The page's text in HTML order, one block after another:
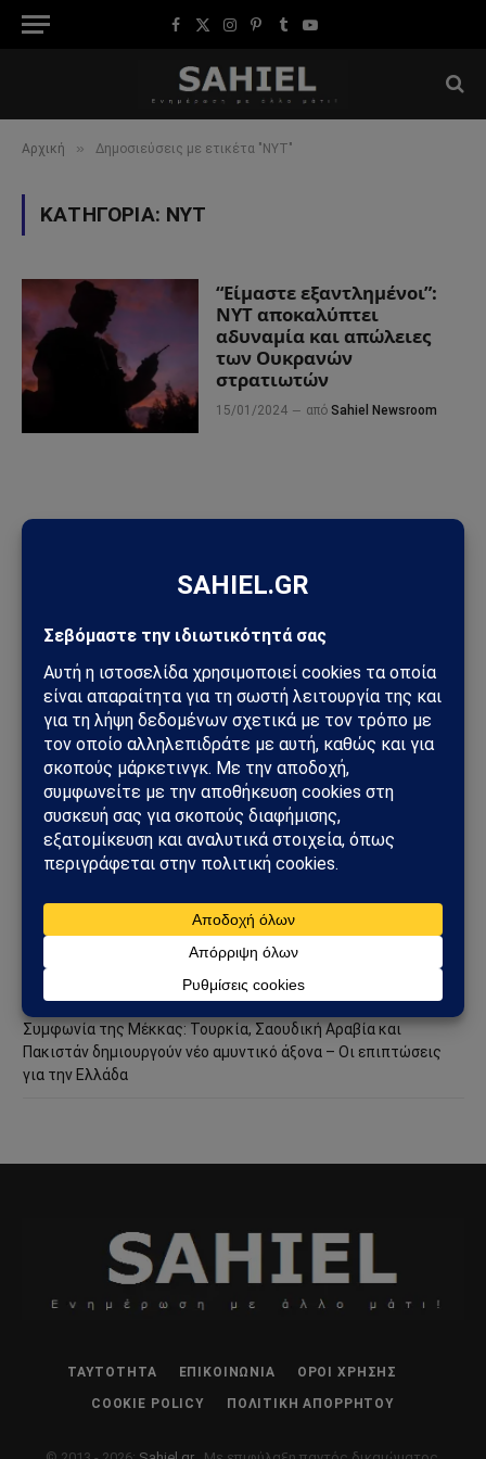
Facebook
X
Instagram
Pinterest
TumblrYouTube
Αρχική » Δημοσιεύσεις με ετικέτα "NYT"
ΚΑΤΗΓΟΡΊΑ: NYT
“Είμαστε εξαντλημένοι”:
NYT αποκαλύπτει
αδυναμία και απώλειες
των Ουκρανών
στρατιωτών
15/01/2024 από Sahiel Newsroom
Ιράν – Οι 6 όροι που θέτει η Τεχεράνη στις ΗΠΑ
Φλέγεται το πακιστανικά ελεγχόμενο Κασμίρ: Νεκροί,
συγκρούσεις και εκλογές υπό τη σκιά μιας βαθιάς κρίσης
Άντονι Φάουτσι: Στο Υπουργείο Δικαιοσύνης η υπόθεσή του –
Τι πραγματικά συμβαίνει στις ΗΠΑ
Τυφώνας Dolphin: Σαρώνει την Οκινάουα – Τραυματίες,
δεκάδες χιλιάδες χωρίς ρεύμα στην Ιαπωνία
ανεξήγητες καταγραφές UAP βγαίνουν στο φως
Ισπανία – Ιταλία: Συνοριακοί έλεγχοι, μεταναστευτική κρίση
στη Θέουτα και νέο ρήγμα στην Ευρώπη
Συμφωνία της Μέκκας: Τουρκία, Σαουδική Αραβία και
Πακιστάν δημιουργούν νέο αμυντικό άξονα – Οι επιπτώσεις
για την Ελλάδα
ΤΑΥΤΌΤΗΤΑ ΕΠΙΚΟΙΝΩΝΊΑ ΌΡΟΙ ΧΡΉΣΗΣ
COOKIE POLICY ΠΟΛΙΤΙΚΉ ΑΠΟΡΡΉΤΟΥ